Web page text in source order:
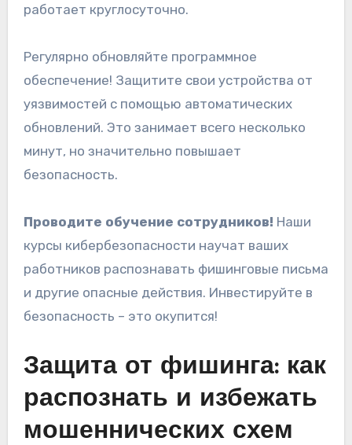
работает круглосуточно.
Регулярно обновляйте программное
обеспечение! Защитите свои устройства от
уязвимостей с помощью автоматических
обновлений. Это занимает всего несколько
минут, но значительно повышает
безопасность.
Проводите обучение сотрудников! Наши
курсы кибербезопасности научат ваших
работников распознавать фишинговые письма
и другие опасные действия. Инвестируйте в
безопасность – это окупится!
Защита от фишинга: как
распознать и избежать
мошеннических схем